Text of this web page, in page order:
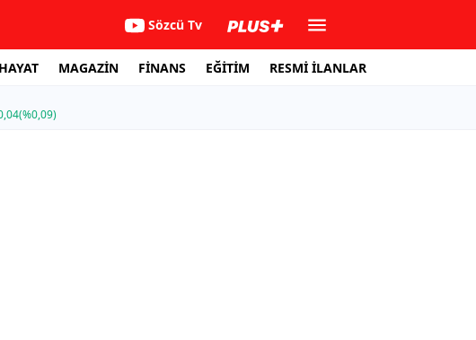
Sözcü Tv
HAYAT MAGAZİN FİNANS EĞİTİM RESMİ İLANLAR
(%0,09)